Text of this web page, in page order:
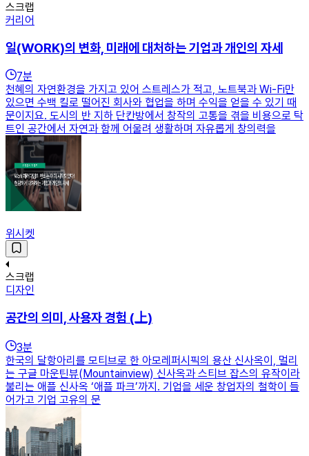
스크랩
커리어
일(WORK)의 변화, 미래에 대처하는 기업과 개인의 자세
7분
천혜의 자연환경을 가지고 있어 스트레스가 적고, 노트북과 Wi-Fi만
있으면 수백 킬로 떨어진 회사와 협업을 하며 수익을 얻을 수 있기 때
문이지요. 도시의 반 지하 단칸방에서 창작의 고통을 겪을 비용으로 탁
트인 공간에서 자연과 함께 어울려 생활하며 자유롭게 창의력을
위시켓
스크랩
디자인
공간의 의미, 사용자 경험 (上)
3분
한국의 달항아리를 모티브로 한 아모레퍼시픽의 용산 신사옥이, 멀리
는 구글 마운틴뷰(Mountainview) 신사옥과 스티브 잡스의 유작이라
불리는 애플 신사옥 ‘애플 파크’까지. 기업을 세운 창업자의 철학이 들
어가고 기업 고유의 문